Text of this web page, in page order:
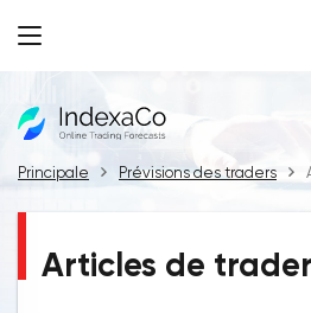
Principale Prévisions des traders
Articles de trader